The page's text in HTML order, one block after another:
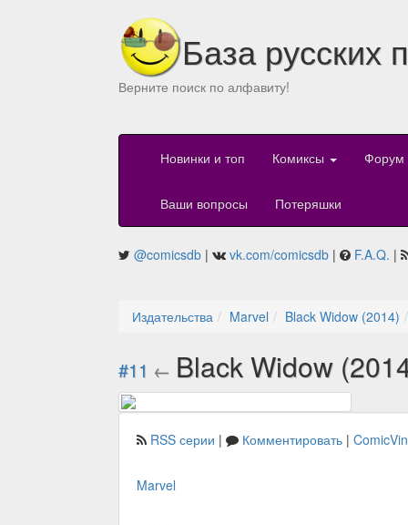
База русских
Верните поиск по алфавиту!
Новинки и топ Комиксы Форум
Ваши вопросы Потеряшки
@comicsdb | vk.com/comicsdb | F.A.Q. |
Издательства Marvel Black Widow (2014)
#11 ← Black Widow
RSS серии | Комментировать |
Marvel